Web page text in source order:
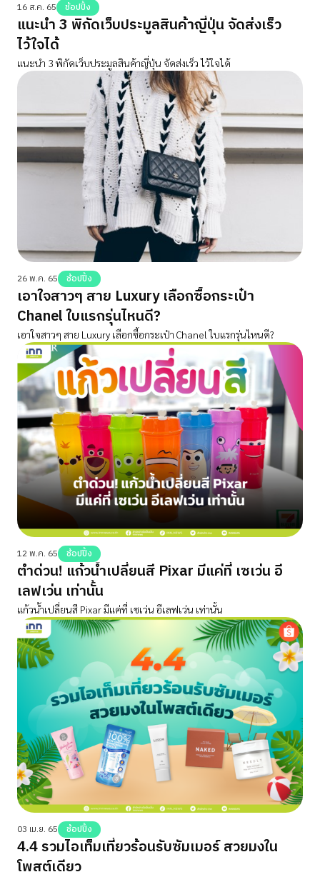
16 ส.ค. 65 ช้อปปิ้ง
แนะนำ 3 พิกัดเว็บประมูลสินค้าญี่ปุ่น จัดส่งเร็ว
ไว้ใจได้
แนะนำ 3 พิกัดเว็บประมูลสินค้าญี่ปุ่น จัดส่งเร็ว ไว้ใจได้
26 พ.ค. 65 ช้อปปิ้ง
เอาใจสาวๆ สาย Luxury เลือกซื้อกระเป๋า
Chanel ใบแรกรุ่นไหนดี?
เอาใจสาวๆ สาย Luxury เลือกซื้อกระเป๋า Chanel ใบแรกรุ่นไหนดี?
12 พ.ค. 65 ช้อปปิ้ง
ตำด่วน! แก้วน้ำเปลี่ยนสี Pixar มีแค่ที่ เซเว่น อี
เลฟเว่น เท่านั้น
แก้วน้ำเปลี่ยนสี Pixar มีแค่ที่ เซเว่น อีเลฟเว่น เท่านั้น
03 เม.ย. 65 ช้อปปิ้ง
4.4 รวมไอเท็มเที่ยวร้อนรับซัมเมอร์ สวยมงใน
โพสต์เดียว